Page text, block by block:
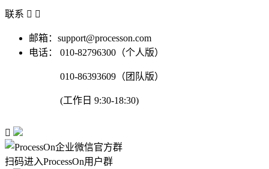
联系  
邮箱：support@processon.com
电话：
010-82796300（个人版）
010-86393609（团队版）
(工作日 9:30-18:30)

扫码进入ProcessOn用户群